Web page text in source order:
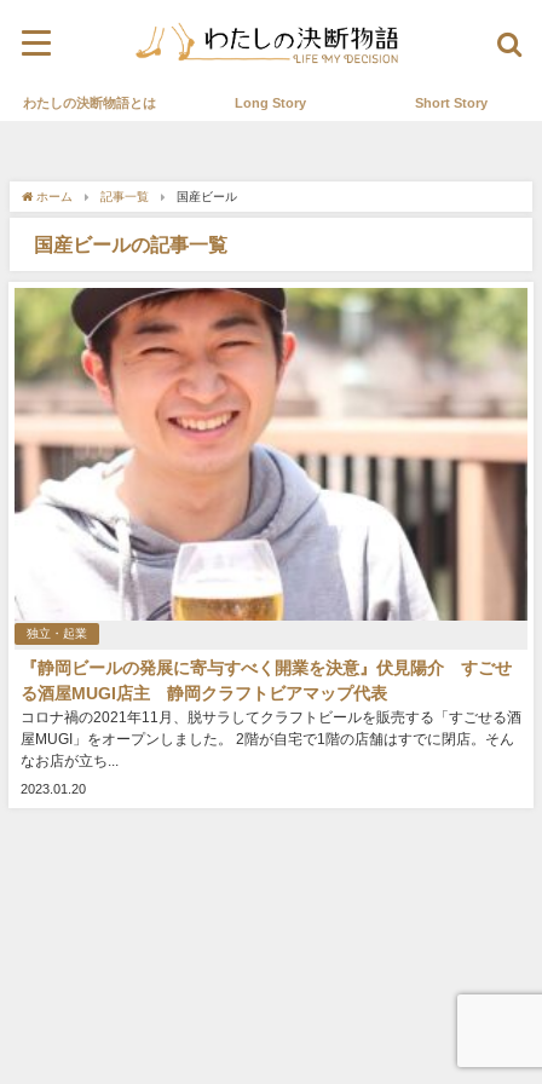
わたしの決断物語とは Long Story Short Story
ホーム 記事一覧 国産ビール
国産ビールの記事一覧
独立・起業
『静岡ビールの発展に寄与すべく開業を決意』伏見陽介 すごせ
る酒屋MUGI店主 静岡クラフトビアマップ代表
コロナ禍の2021年11月、脱サラしてクラフトビールを販売する「すごせる酒
屋MUGI」をオープンしました。 2階が自宅で1階の店舗はすでに閉店。そん
なお店が立ち...
2023.01.20